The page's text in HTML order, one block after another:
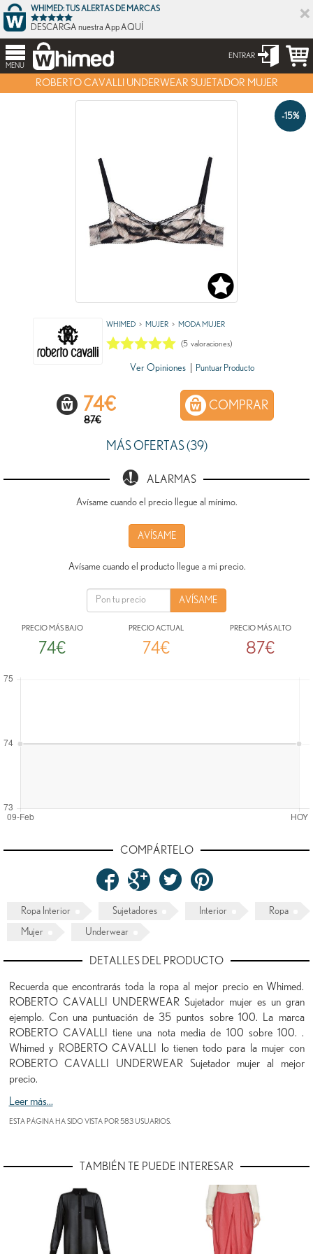
×
WHIMED: TUS ALERTAS DE MARCAS
DESCARGA nuestra App AQUÍ
MENU
ENTRAR
ROBERTO CAVALLI UNDERWEAR SUJETADOR MUJER
-15%
WHIMED MUJER MODA MUJER
(5 valoraciones)
Ver Opiniones Puntuar Producto
87€
74€ COMPRAR
MÁS OFERTAS (39)
ALARMAS
Avísame cuando el precio llegue al mínimo.
AVÍSAME
Avísame cuando el producto llegue a mi precio.
PRECIO MÁS BAJO
74€
PRECIO ACTUAL
74€
PRECIO MÁS ALTO
87€
COMPÁRTELO
Ropa Interior Sujetadores Interior Ropa
Mujer Underwear
DETALLES DEL PRODUCTO
Recuerda que encontrarás toda la ropa al mejor precio en Whimed.
ROBERTO CAVALLI UNDERWEAR Sujetador mujer es un gran
ejemplo. Con una puntuación de 35 puntos sobre 100. La marca
ROBERTO CAVALLI tiene una nota media de 100 sobre 100. .
Whimed y ROBERTO CAVALLI lo tienen todo para la mujer con
ROBERTO CAVALLI UNDERWEAR Sujetador mujer al mejor
precio.
Leer más...
ESTA PÁGINA HA SIDO VISTA POR 583 USUARIOS.
TAMBIÉN TE PUEDE INTERESAR